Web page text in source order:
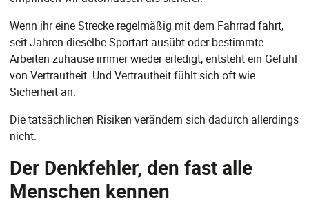
Wenn ihr eine Strecke regelmäßig mit dem Fahrrad fahrt,
seit Jahren dieselbe Sportart ausübt oder bestimmte
Arbeiten zuhause immer wieder erledigt, entsteht ein Gefühl
von Vertrautheit. Und Vertrautheit fühlt sich oft wie
Sicherheit an.
Die tatsächlichen Risiken verändern sich dadurch allerdings
nicht.
Der Denkfehler, den fast alle
Menschen kennen